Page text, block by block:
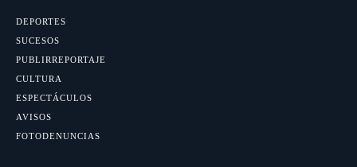
DEPORTES
SUCESOS
PUBLIRREPORTAJE
CULTURA
ESPECTÁCULOS
AVISOS
FOTODENUNCIAS